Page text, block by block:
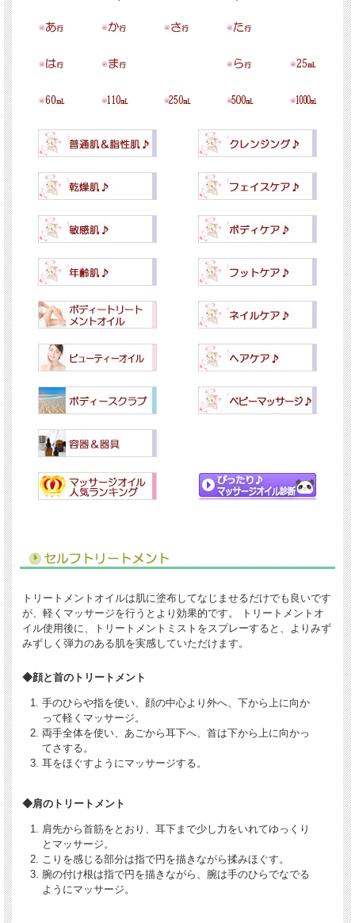
トリートメントオイルは肌に塗布してなじませるだけでも良いです
が、軽くマッサージを行うとより効果的です。 トリートメントオ
イル使用後に、トリートメントミストをスプレーすると、よりみず
みずしく弾力のある肌を実感していただけます。
◆顔と首のトリートメント
手のひらや指を使い、顔の中心より外へ、下から上に向か
って軽くマッサージ。
両手全体を使い、あごから耳下へ、首は下から上に向かっ
てさする。
耳をほぐすようにマッサージする。
◆肩のトリートメント
肩先から首筋をとおり、耳下まで少し力をいれてゆっくり
とマッサージ。
こりを感じる部分は指で円を描きながら揉みほぐす。
腕の付け根は指で円を描きながら、腕は手のひらでなでる
ようにマッサージ。